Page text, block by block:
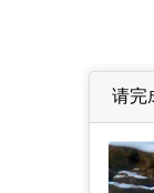
请完